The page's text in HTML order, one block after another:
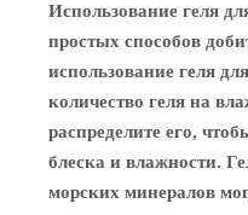
Использование геля
простых способов
использование геля
количество геля на
распределите его,
блеска и влажности.
морских минералов